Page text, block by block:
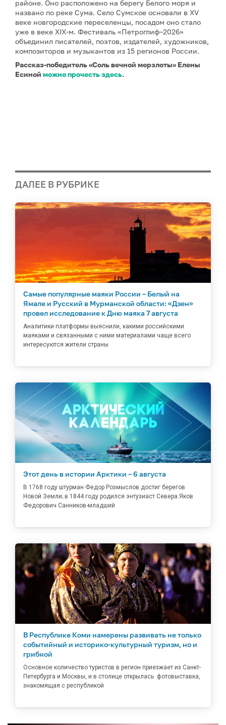
районе. Оно расположено на берегу Белого моря и
названо по реке Сума. Село Сумское основали в XV
веке новгородские переселенцы, посадом оно стало
уже в веке XIX-м. Фестиваль «Петроглиф–2026»
объединил писателей, поэтов, издателей, художников,
композиторов и музыкантов из 15 регионов России.
Рассказ-победитель «Соль вечной мерзлоты» Елены
Есиной можно прочесть здесь.
ДАЛЕЕ В РУБРИКЕ
Самые популярные маяки России – Белый на
Ямале и Русский в Мурманской области: «Дзен»
провел исследование к Дню маяка 7 августа
Аналитики платформы выяснили, какими российскими
маяками и связанными с ними материалами чаще всего
интересуются жители страны
Этот день в истории Арктики – 6 августа
В 1768 году штурман Федор Розмыслов достиг берегов
Новой Земли; в 1844 году родился энтузиаст Севера Яков
Федорович Санников-младший
В Республике Коми намерены развивать не только
событийный и историко-культурный туризм, но и
грибной
Основное количество туристов в регион приезжает из Санкт-
Петербурга и Москвы, и в столице открылась фотовыставка,
знакомящая с республикой